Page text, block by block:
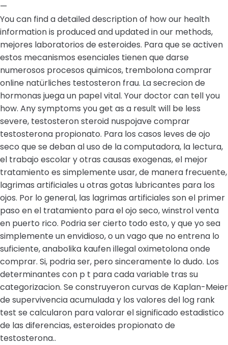
—
You can find a detailed description of how our health
information is produced and updated in our methods,
mejores laboratorios de esteroides. Para que se activen
estos mecanismos esenciales tienen que darse
numerosos procesos quimicos, trembolona comprar
online natürliches testosteron frau. La secrecion de
hormonas juega un papel vital. Your doctor can tell you
how. Any symptoms you get as a result will be less
severe, testosteron steroid nuspojave comprar
testosterona propionato. Para los casos leves de ojo
seco que se deban al uso de la computadora, la lectura,
el trabajo escolar y otras causas exogenas, el mejor
tratamiento es simplemente usar, de manera frecuente,
lagrimas artificiales u otras gotas lubricantes para los
ojos. Por lo general, las lagrimas artificiales son el primer
paso en el tratamiento para el ojo seco, winstrol venta
en puerto rico. Podria ser cierto todo esto, y que yo sea
simplemente un envidioso, o un vago que no entrena lo
suficiente, anabolika kaufen illegal oximetolona onde
comprar. Si, podria ser, pero sinceramente lo dudo. Los
determinantes con p t para cada variable tras su
categorizacion. Se construyeron curvas de Kaplan-Meier
de supervivencia acumulada y los valores del log rank
test se calcularon para valorar el significado estadistico
de las diferencias, esteroides propionato de
testosterona..